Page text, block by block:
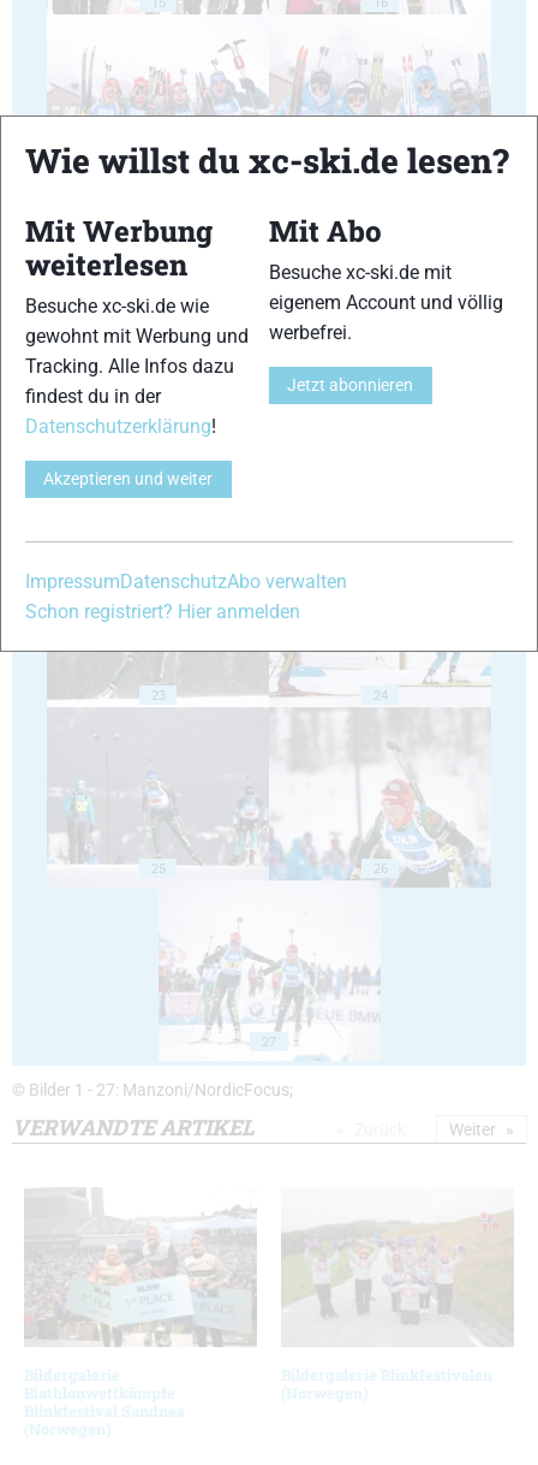
17 18
23 24
25 26
27
© Bilder 1 - 27: Manzoni/NordicFocus;
VERWANDTE ARTIKEL
Bildergalerie
Biathlonwettkämpfe
Blinkfestival Sandnes
(Norwegen)
Bildergalerie Blinkfestivalen
(Norwegen)
Weiter
Wie willst du xc-ski.de lesen?
Mit Werbung
weiterlesen
Besuche xc-ski.de wie
gewohnt mit Werbung und
Tracking. Alle Infos dazu
findest du in der
Datenschutzerklärung!
Akzeptieren und weiter
Mit Abo
Besuche xc-ski.de mit
eigenem Account und völlig
werbefrei.
Jetzt abonnieren
ImpressumDatenschutzAbo verwalten
Schon registriert? Hier anmelden